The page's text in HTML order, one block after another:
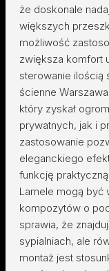
że doskonale
większych
możliwość
zwiększa komfort
sterowanie ilością
ścienne
który zyskał
prywatnych, jak i
zastosowanie
eleganckiego
funkcję
Lamele mogą być
kompozytów o
sprawia, że
sypialniach, ale
montaż jest